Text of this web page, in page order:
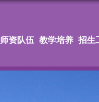
师资队伍 教学培养 招生